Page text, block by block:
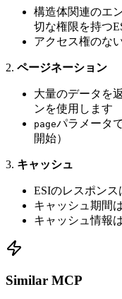
構造体関連のエ
切な権限を持つ
アクセス権のな
2. ページネーション
大量のデータを
ンを使用します
pageパラメータ
開始）
3. キャッシュ
ESIのレスポン
キャッシュ期間
キャッシュ情報
Similar MCP